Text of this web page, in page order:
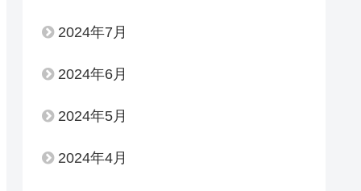
2024年7月
2024年6月
2024年5月
2024年4月